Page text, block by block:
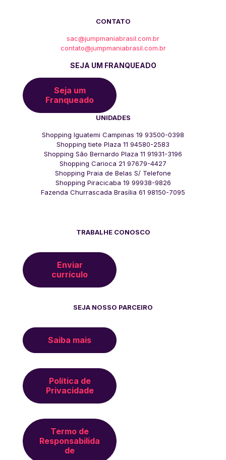
CONTATO
sac@jumpmaniabrasil.com.br
contato@jumpmaniabrasil.com.br
SEJA UM FRANQUEADO
Seja um
Franqueado
UNIDADES
Shopping Iguatemi Campinas 19 93500-0398
Shopping tiete Plaza 11 94580-2583
Shopping São Bernardo Plaza 11 91931-3196
Shopping Carioca 21 97679-4427
Shopping Praia de Belas S/ Telefone
Shopping Piracicaba 19 99938-9826
Fazenda Churrascada Brasília 61 98150-7095
TRABALHE CONOSCO
Enviar
currículo
SEJA NOSSO PARCEIRO
Saiba mais
Política de
Privacidade
Termo de
Responsabilida
de